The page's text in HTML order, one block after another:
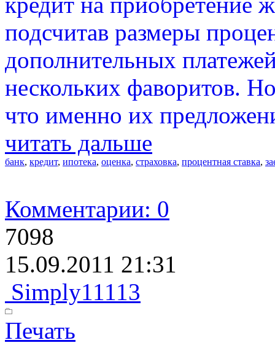
подсчитав размеры
дополнительных
нескольких фаворитов.
что именно их
читать дальше
банк, кредит, ипотека, оценка, страховка, процентная ставка,
Комментарии: 0
7098
15.09.2011 21:31
Simply11113
Печать